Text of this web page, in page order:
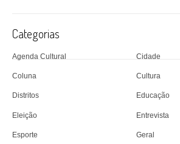
Categorias
Agenda Cultural Cidade
Coluna Cultura
Distritos Educação
Eleição Entrevista
Esporte Geral